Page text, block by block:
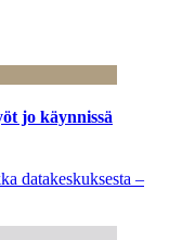
jo käynnissä
datakeskuksesta –